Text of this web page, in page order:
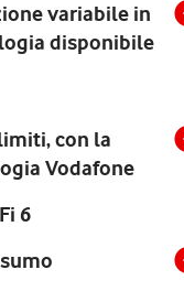
variabile in
disponibile
con la
Vodafone
6